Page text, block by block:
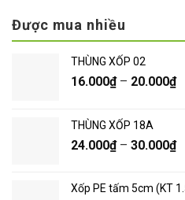
Được mua nhiều
THÙNG XỐP 02
16.000₫– 20.000₫
THÙNG XỐP 18A
24.000₫– 30.000₫
Xốp PE tấm 5cm (KT